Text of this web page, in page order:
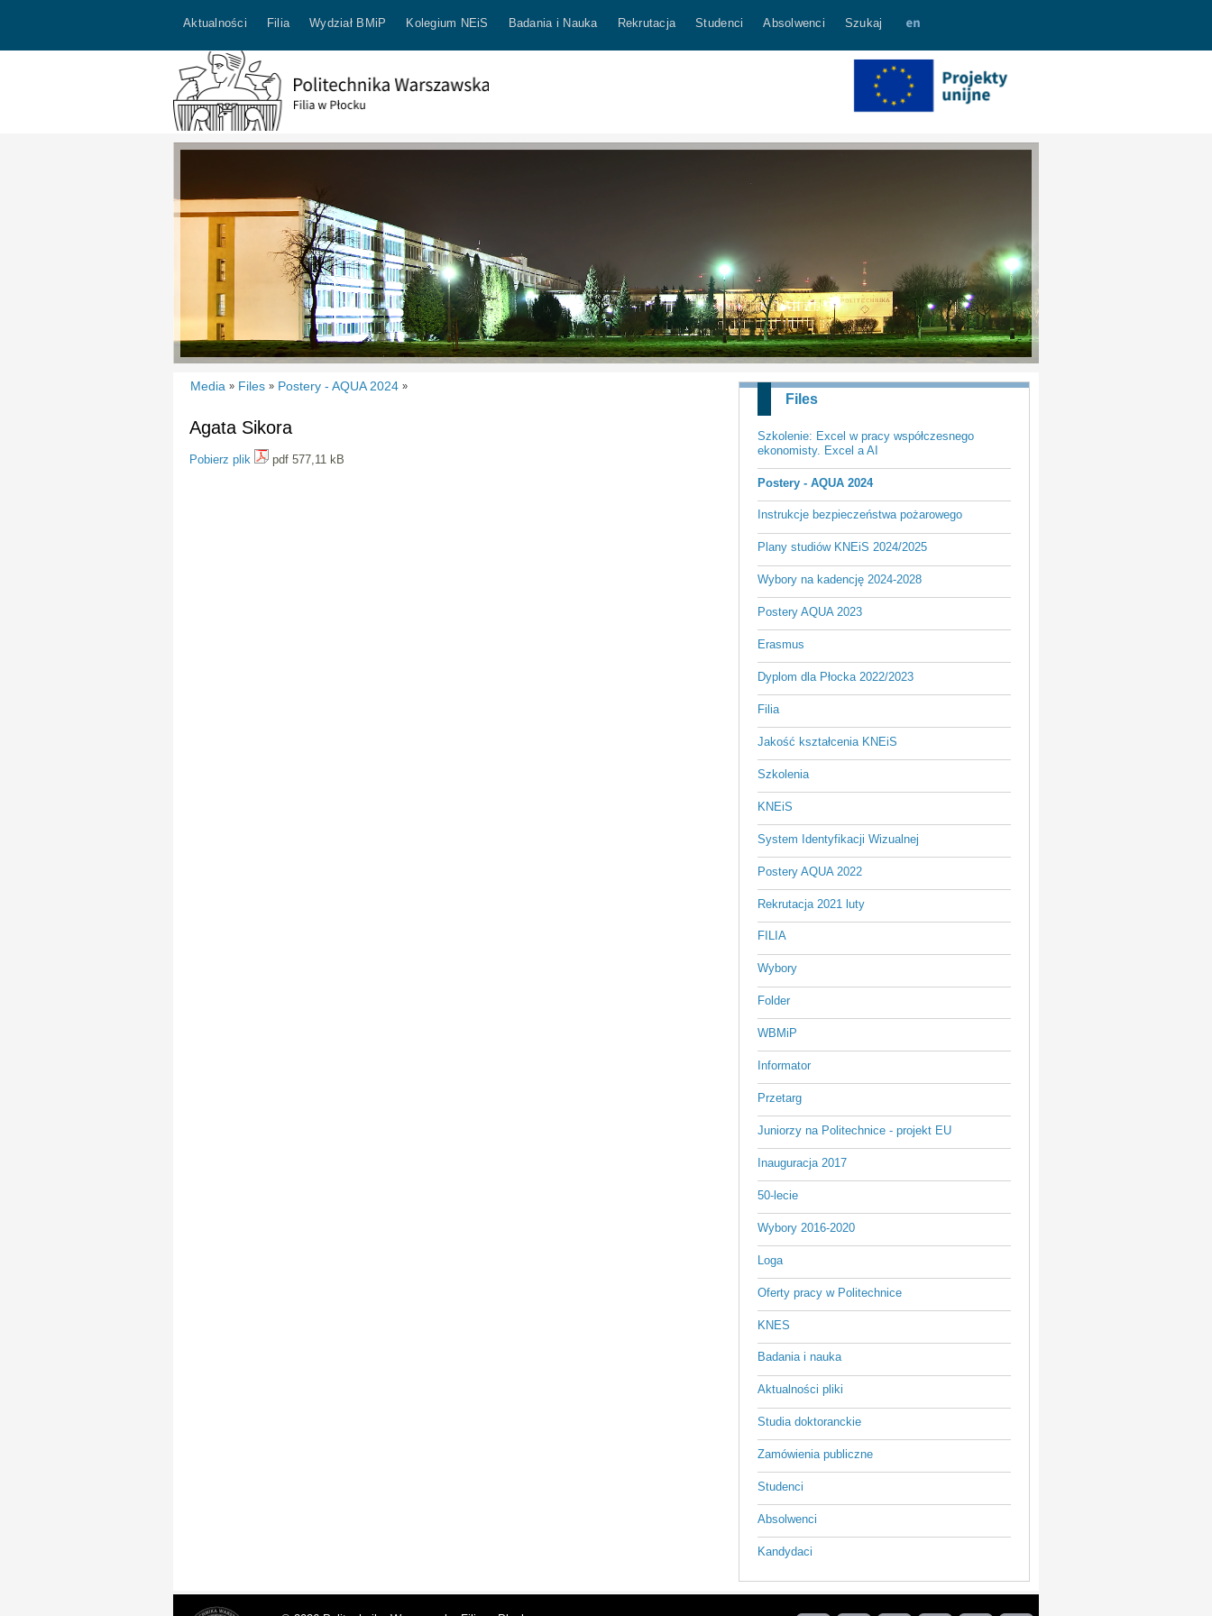
Aktualności Filia Wydział BMiP Kolegium NEiS Badania i Nauka Rekrutacja Studenci Absolwenci Szukaj
Files
Szkolenie: Excel w pracy współczesnego
ekonomisty. Excel a AI
Postery - AQUA 2024
Instrukcje bezpieczeństwa pożarowego
Plany studiów KNEiS 2024/2025
Wybory na kadencję 2024-2028
Postery AQUA 2023
Erasmus
Dyplom dla Płocka 2022/2023
Filia
Jakość kształcenia KNEiS
Szkolenia
KNEiS
System Identyfikacji Wizualnej
Postery AQUA 2022
Rekrutacja 2021 luty
FILIA
Wybory
Folder
WBMiP
Informator
Przetarg
Juniorzy na Politechnice - projekt EU
Inauguracja 2017
50-lecie
Wybory 2016-2020
Loga
Oferty pracy w Politechnice
KNES
Badania i nauka
Aktualności pliki
Studia doktoranckie
Zamówienia publiczne
Studenci
Absolwenci
Kandydaci
Media » Files » Postery - AQUA 2024 »
Agata Sikora
Pobierz plik pdf 577,11 kB